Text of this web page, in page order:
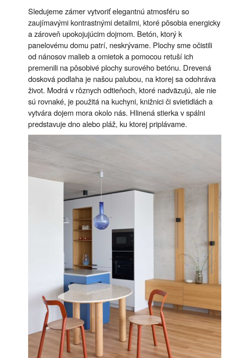
Sledujeme zámer vytvoriť elegantnú atmosféru so
zaujímavými kontrastnými detailmi, ktoré pôsobia energicky
a zároveň upokojujúcim dojmom. Betón, ktorý k
panelovému domu patrí, neskrývame. Plochy sme očistili
od nánosov malieb a omietok a pomocou retuší ich
premenili na pôsobivé plochy surového betónu. Drevená
dosková podlaha je našou palubou, na ktorej sa odohráva
život. Modrá v rôznych odtieňoch, ktoré nadväzujú, ale nie
sú rovnaké, je použitá na kuchyni, knižnici či svietidlách a
vytvára dojem mora okolo nás. Hlinená stierka v spálni
predstavuje dno alebo pláž, ku ktorej priplávame.